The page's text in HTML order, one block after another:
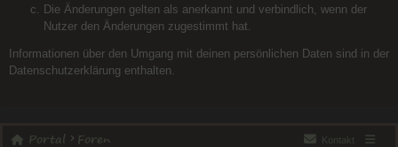
Die Änderungen gelten als anerkannt und verbindlich, wenn der
Nutzer den Änderungen zugestimmt hat.
Informationen über den Umgang mit deinen persönlichen Daten sind in der
Datenschutzerklärung enthalten.
Portal Foren Kontakt